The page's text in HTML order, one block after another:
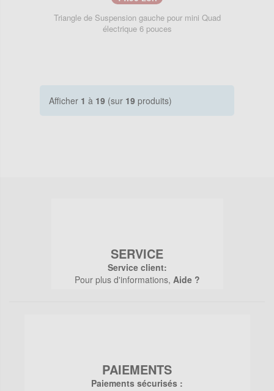
Triangle de Suspension gauche pour mini Quad
électrique 6 pouces
Afficher 1 à 19 (sur 19 produits)
SERVICE
Service client:
Pour plus d'informations, Aide ?
PAIEMENTS
Paiements sécurisés :